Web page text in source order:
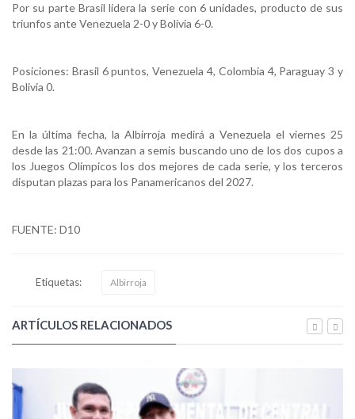
Por su parte Brasil lidera la serie con 6 unidades, producto de sus
triunfos ante Venezuela 2-0 y Bolivia 6-0.
Posiciones: Brasil 6 puntos, Venezuela 4, Colombia 4, Paraguay 3 y
Bolivia 0.
En la última fecha, la Albirroja medirá a Venezuela el viernes 25
desde las 21:00. Avanzan a semis buscando uno de los dos cupos a
los Juegos Olímpicos los dos mejores de cada serie, y los terceros
disputan plazas para los Panamericanos del 2027.
FUENTE: D10
Etiquetas: Albirroja
ARTÍCULOS RELACIONADOS